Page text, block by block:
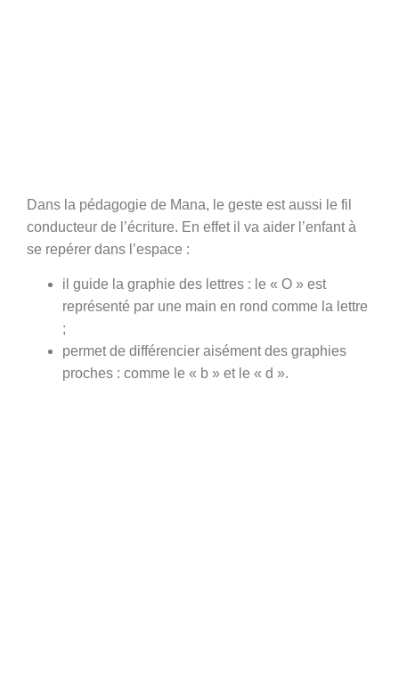
Dans la pédagogie de Mana, le geste est aussi le fil
conducteur de l’écriture. En effet il va aider l’enfant à
se repérer dans l’espace :
il guide la graphie des lettres : le « O » est
représenté par une main en rond comme la lettre
;
permet de différencier aisément des graphies
proches : comme le « b » et le « d ».